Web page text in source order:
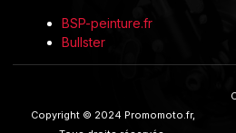
BSP-peinture.fr
Bullster
Copyright © 2024 Promomoto.fr,